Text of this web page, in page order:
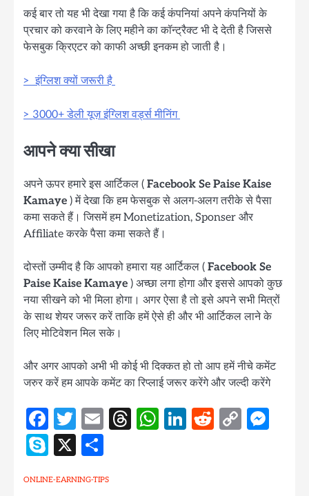
कई बार तो यह भी देखा गया है कि कई कंपनियां अपने कंपनियों के
प्रचार को करवाने के लिए महीने का कॉन्ट्रैक्ट भी दे देती है जिससे
फेसबुक क्रिएटर को काफी अच्छी इनकम हो जाती है।
> इंग्लिश क्यों जरूरी है
> 3000+ डेली यूज़ इंग्लिश वर्ड्स मीनिंग
आपने क्या सीखा
अपने ऊपर हमारे इस आर्टिकल ( Facebook Se Paise Kaise
Kamaye ) में देखा कि हम फेसबुक से अलग-अलग तरीके से पैसा
कमा सकते हैं। जिसमें हम Monetization, Sponser और
Affiliate करके पैसा कमा सकते हैं।
दोस्तों उम्मीद है कि आपको हमारा यह आर्टिकल ( Facebook Se
Paise Kaise Kamaye ) अच्छा लगा होगा और इससे आपको कुछ
नया सीखने को भी मिला होगा। अगर ऐसा है तो इसे अपने सभी मित्रों
के साथ शेयर जरूर करें ताकि हमें ऐसे ही और भी आर्टिकल लाने के
लिए मोटिवेशन मिल सके।
और अगर आपको अभी भी कोई भी दिक्कत हो तो आप हमें नीचे कमेंट
जरुर करें हम आपके कमेंट का रिप्लाई जरूर करेंगे और जल्दी करेंगे
Facebook
Twitter
EmailThreads
WhatsApp
LinkedIn
Reddit
Copy
Skype
X
ONLINE-EARNING-TIPS